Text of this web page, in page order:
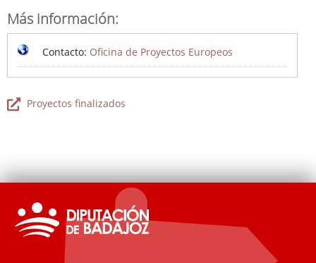
Más información:
Contacto: Oficina de Proyectos Europeos
Proyectos finalizados